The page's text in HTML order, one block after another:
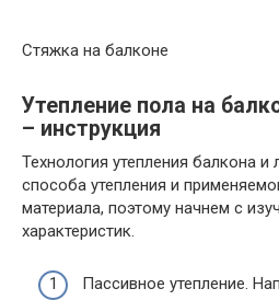
Стяжка на балконе
Утепление пола на
– инструкция
Технология утепления балкона
способа утепления и
материала, поэтому начнем с
характеристик.
Пассивное утепление.